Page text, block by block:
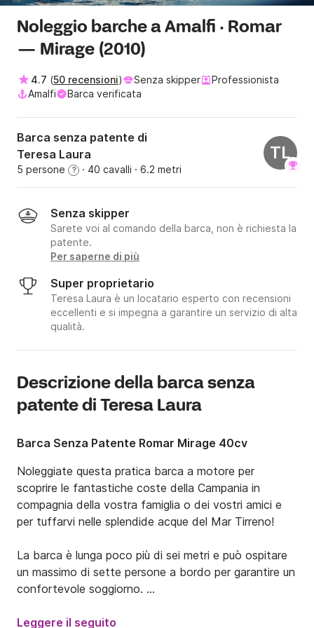
Noleggio barche a Amalfi · Romar
— Mirage (2010)
4.7 (50 recensioni) Senza skipper
Professionista
Amalfi
Barca verificata
Barca senza patente di
Teresa Laura
5 persone ? · 40 cavalli · 6.2 metri
TL
Senza skipper
Sarete voi al comando della barca, non è richiesta la
patente.
Per saperne di più
Super proprietario
Teresa Laura è un locatario esperto con recensioni
eccellenti e si impegna a garantire un servizio di alta
qualità.
Descrizione della barca senza
patente di Teresa Laura
Barca Senza Patente Romar Mirage 40cv
Noleggiate questa pratica barca a motore per
scoprire le fantastiche coste della Campania in
compagnia della vostra famiglia o dei vostri amici e
per tuffarvi nelle splendide acque del Mar Tirreno!
La barca è lunga poco più di sei metri e può ospitare
un massimo di sette persone a bordo per garantire un
confortevole soggiorno.
una postazione centrale di guida e di uno spazioso
Leggere il seguito